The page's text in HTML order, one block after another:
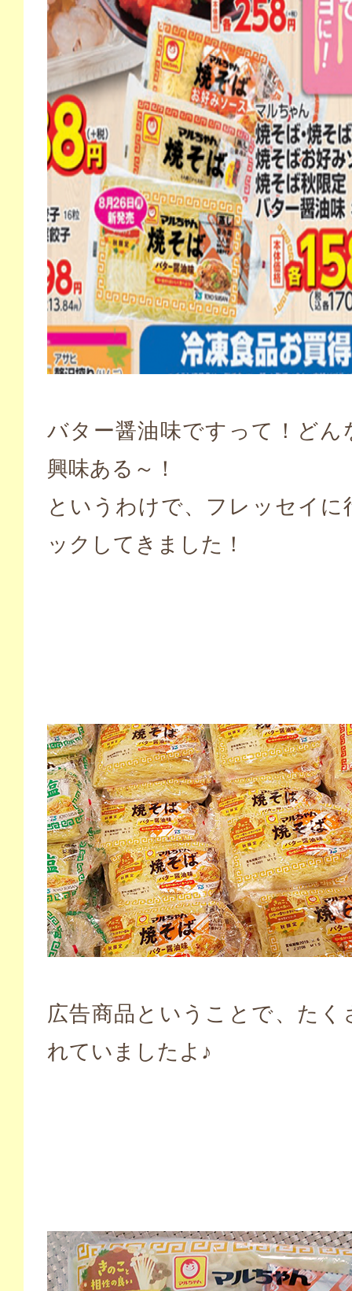
バター醤油味ですって！どん
興味ある～！
というわけで、フレッセイに
ックしてきました！
広告商品ということで、たく
れていましたよ♪